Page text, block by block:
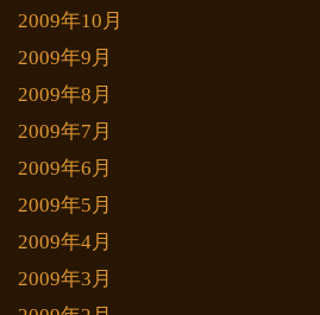
2009年10月
2009年9月
2009年8月
2009年7月
2009年6月
2009年5月
2009年4月
2009年3月